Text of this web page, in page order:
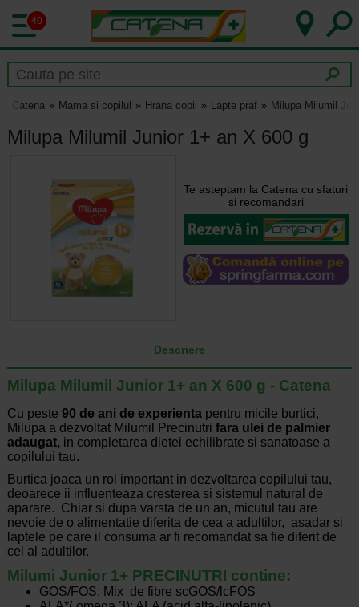
40
Catena Mama si copilul Hrana copii Lapte praf Milupa Milumil
Milupa Milumil Junior 1+ an X 600 g
Te asteptam la Catena cu sfaturi
si recomandari
Descriere
Milupa Milumil Junior 1+ an X 600 g - Catena
Cu peste 90 de ani de experientapentru micile burtici,
Milupa a dezvoltat Milumil Precinutri fara ulei de palmier
adaugat, in completarea dietei echilibrate si sanatoase a
copilului tau.
Burtica joaca un rol important in dezvoltarea copilului tau,
deoarece ii influenteaza cresterea si sistemul natural de
aparare. Chiar si dupa varsta de un an, micutul tau are
nevoie de o alimentatie diferita de cea a adultilor, asadar si
laptele pe care il consuma ar fi recomandat sa fie diferit de
cel al adultilor.
Milumi Junior 1+ PRECINUTRI contine:
GOS/FOS: Mix de fibre scGOS/lcFOS